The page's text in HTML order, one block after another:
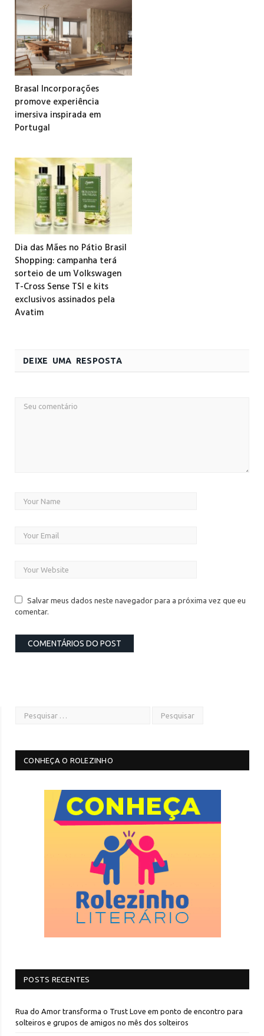
Brasal Incorporações
promove experiência
imersiva inspirada em
Portugal
Dia das Mães no Pátio Brasil
Shopping: campanha terá
sorteio de um Volkswagen
T-Cross Sense TSI e kits
exclusivos assinados pela
Avatim
DEIXE UMA RESPOSTA
Salvar meus dados neste navegador para a próxima vez que eu
comentar.
CONHEÇA O ROLEZINHO
POSTS RECENTES
Rua do Amor transforma o Trust Love em ponto de encontro para
solteiros e grupos de amigos no mês dos solteiros